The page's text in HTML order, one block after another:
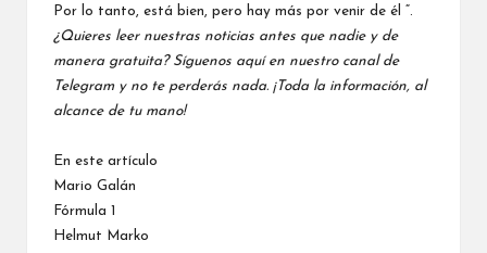
Por lo tanto, está bien, pero hay más por venir de él “.
¿Quieres leer nuestras noticias antes que nadie y de
manera gratuita? Síguenos aquí en nuestro canal de
Telegramy no te perderás nada. ¡Toda la información, al
alcance de tu mano!
En este artículo
Mario Galán
Fórmula 1
Helmut Marko